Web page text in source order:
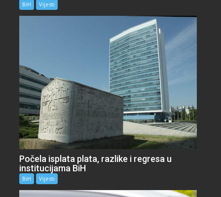
BiH Vijesti
Počela isplata plata, razlike i regresa u
institucijama BiH
BiH Vijesti